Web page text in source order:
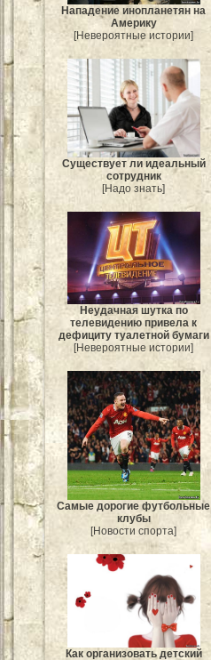
Нападение инопланетян на
Америку
[Невероятные истории]
Существует ли идеальный
сотрудник
[Надо знать]
Неудачная шутка по
телевидению привела к
дефициту туалетной бумаги
[Невероятные истории]
Самые дорогие футбольные
клубы
[Новости спорта]
Как организовать детский